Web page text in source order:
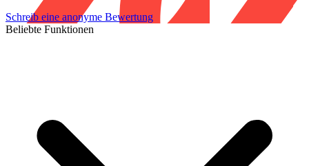
Schreib eine anonyme Bewertung
Beliebte Funktionen